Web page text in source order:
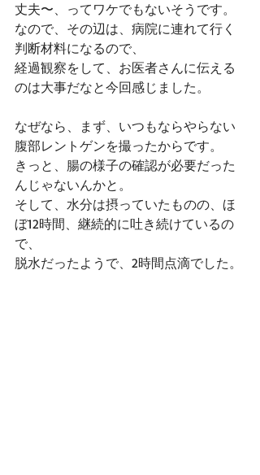
丈夫〜、ってワケでもないそうです。
なので、その辺は、病院に連れて行く
判断材料になるので、
経過観察をして、お医者さんに伝える
のは大事だなと今回感じました。
なぜなら、まず、いつもならやらない
腹部レントゲンを撮ったからです。
きっと、腸の様子の確認が必要だった
んじゃないんかと。
そして、水分は摂っていたものの、ほ
ぼ12時間、継続的に吐き続けているの
で、
脱水だったようで、2時間点滴でした。